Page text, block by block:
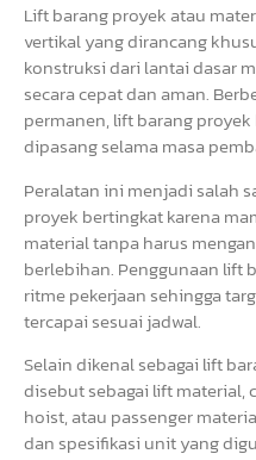
Lift barang proyek atau
vertikal yang dirancang
konstruksi dari lantai dasar
secara cepat dan aman.
permanen, lift barang
dipasang selama masa
Peralatan ini menjadi salah
proyek bertingkat karena
material tanpa harus
berlebihan. Penggunaan lift
ritme pekerjaan sehingga
tercapai sesuai jadwal.
Selain dikenal sebagai lift
disebut sebagai lift
hoist, atau passenger
dan spesifikasi unit yang